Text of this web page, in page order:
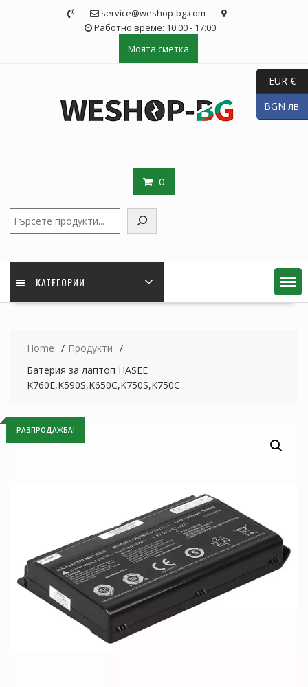
service@weshop-bg.com
Работно време: 10:00 - 17:00
Моята сметка
0
КАТЕГОРИИ
Home
Продукти
Батерия за лаптоп HASEE
K760E,K590S,K650C,K750S,K750C
РАЗПРОДАЖБА!
EUR €
BGN лв.